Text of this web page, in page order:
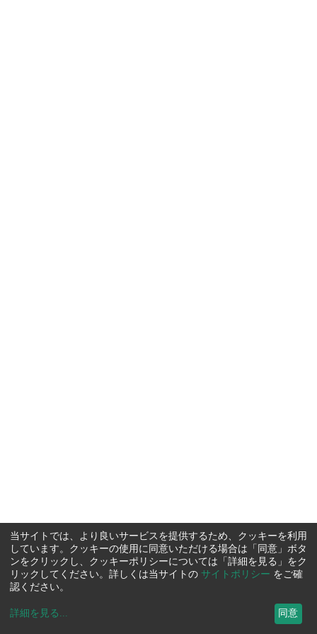
当サイトでは、より良いサービスを提供するため、クッキーを利用
しています。クッキーの使用に同意いただける場合は「同意」ボタ
ンをクリックし、クッキーポリシーについては「詳細を見る」をク
リックしてください。詳しくは当サイトの サイトポリシー をご確
認ください。
詳細を見る ... 同意